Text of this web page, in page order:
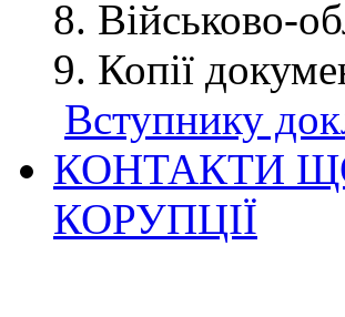
Військово-
Копії
Вступнику
КОНТАКТИ
КОРУПЦІЇ